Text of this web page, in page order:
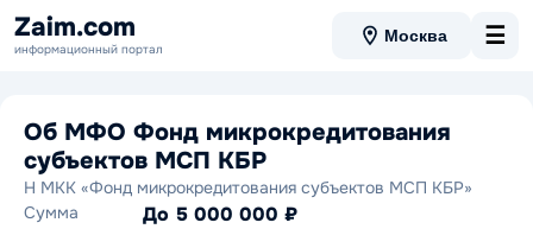
Zaim.com
информационный портал
Москва ☰
Об МФО Фонд микрокредитования
субъектов МСП КБР
Н МКК «Фонд микрокредитования субъектов МСП КБР»
Сумма
До 5 000 000 ₽